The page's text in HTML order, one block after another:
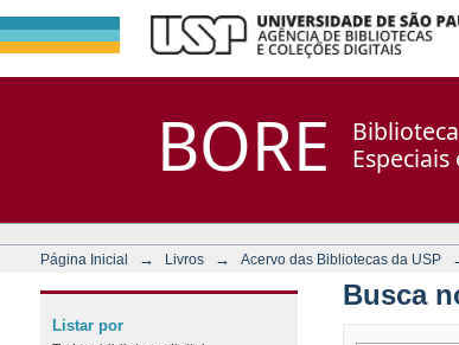
BORE
Página Inicial → Livros → Acervo das Bibliotecas da USP
Busca
Listar por